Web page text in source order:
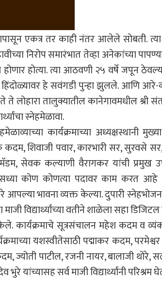
एकत्र तर काही नंतर आलेले सोबती.
निरोप समारंभात तेव्हा अनेकांच्या
होत्या. त्या आठवणी २५ वर्षे जपून
हे सवंगडी पुन्हा झुलले. आणि
ते लोहारा तालुक्यातील कानेगावमधील श्री
स्नेहमेळावा.
कार्यक्रमाच्या अध्यक्षस्थानी
शिवाजी पवार, कारभारी सर, सुरवसे
सेवक कल्याणी वैरागकर यांची प्रमुख
कोण कोणत्या पदावर काम करत
आपल्या भावना व्यक्त केल्या. दुपारी
विद्यार्थ्यांच्या वतीने शाळेला सहा
कार्यक्रमाचे सूत्रसंचालन महेश कदम व
यशस्वीतेसाठी पद्माकर कदम,
ज्योती पाटील, रजनी नायर, बालाजी
यांच्यासह सर्व माजी विद्यार्थ्यांनी परिश्रम